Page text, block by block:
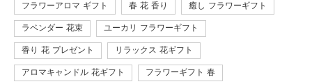
フラワーアロマ ギフト 春 花 香り 癒し フラワーギフト
ラベンダー 花束 ユーカリ フラワーギフト
香り 花 プレゼント リラックス 花ギフト
アロマキャンドル 花ギフト フラワーギフト 春